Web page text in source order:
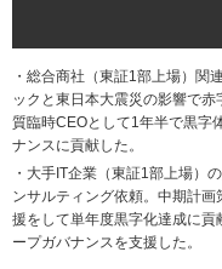
・総合商社（東証1部上場）関
ックと東日本大震災の影響で
質臨時CEOとして1年半で黒字
ナンスに貢献した。
・大手IT企業（東証1部上場）
ンサルティング依頼。中期計
援をして単年度黒字化達成に
ープガバナンスを支援した。